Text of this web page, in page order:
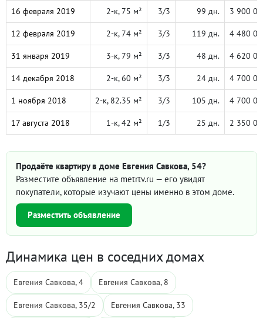
16 февраля 2019 2-к, 75 м² 3/3 99 дн. 3 900
12 февраля 2019 2-к, 74 м² 3/3 119 дн. 4 480
31 января 2019 3-к, 79 м² 3/3 48 дн. 4 620
14 декабря 2018 2-к, 60 м² 3/3 24 дн. 4 700
1 ноября 2018 2-к, 82.35 м² 3/3 105 дн. 4 700
17 августа 2018 1-к, 42 м² 1/3 25 дн. 2 350
Продаёте квартиру в доме Евгения Савкова, 54?
Разместите объявление на metrtv.ru — его увидят
покупатели, которые изучают цены именно в этом доме.
Разместить объявление
Динамика цен в соседних домах
Евгения Савкова, 4 Евгения Савкова, 8
Евгения Савкова, 35/2 Евгения Савкова, 33